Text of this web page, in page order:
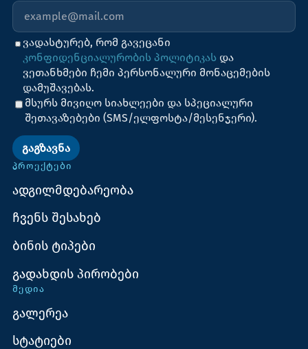
ვადასტურებ, რომ გავეცანი
კონფიდენციალურობის პოლიტიკას და
ვეთანხმები ჩემი პერსონალური მონაცემების
დამუშავებას.
მსურს მივიღო სიახლეები და სპეციალური
შეთავაზებები (SMS/ელფოსტა/მესენჯერი).
ᲒᲐᲒᲖᲐᲕᲜᲐ
ᲞᲠᲝᲔᲥᲢᲔᲑᲘ
ადგილმდებარეობა
ჩვენს შესახებ
ბინის ტიპები
გადახდის პირობები
ᲛᲔᲓᲘᲐ
გალერეა
სტატიები